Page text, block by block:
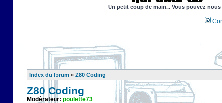
Un petit coup de main... Vous pouvez
Index du forum » Z80 Coding
Z80 Coding
Modérateur: poulette73